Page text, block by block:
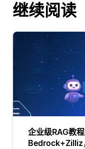
继续阅读
企业级RAG教
Bedrock+Zilliz